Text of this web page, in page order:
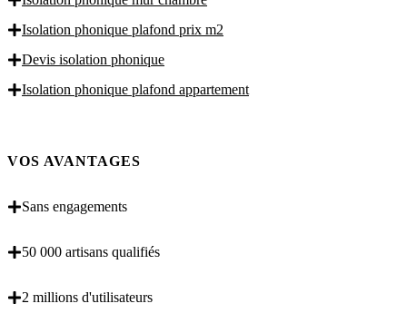
Isolation phonique plafond prix m2
Devis isolation phonique
Isolation phonique plafond appartement
VOS AVANTAGES
Sans engagements
50 000 artisans qualifiés
2 millions d'utilisateurs